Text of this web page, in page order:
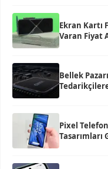
Ekran Kartı
Varan Fiyat
Bellek
Pixel
Tasarımları